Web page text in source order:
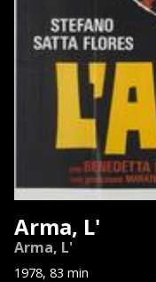
Arma, L'
Arma, L'
1978, 83 min